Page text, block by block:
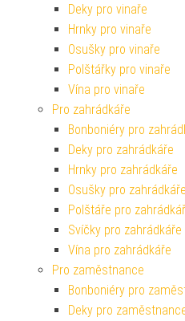
Deky pro vinaře
Hrnky pro vinaře
Osušky pro vinaře
Polštářky pro vinaře
Vína pro vinaře
Pro zahrádkáře
Bonboniéry pro
Deky pro zahrádkáře
Hrnky pro zahrádkáře
Osušky pro zahrádkáře
Polštáře pro
Svíčky pro zahrádkáře
Vína pro zahrádkáře
Pro zaměstnance
Bonboniéry pro
Deky pro